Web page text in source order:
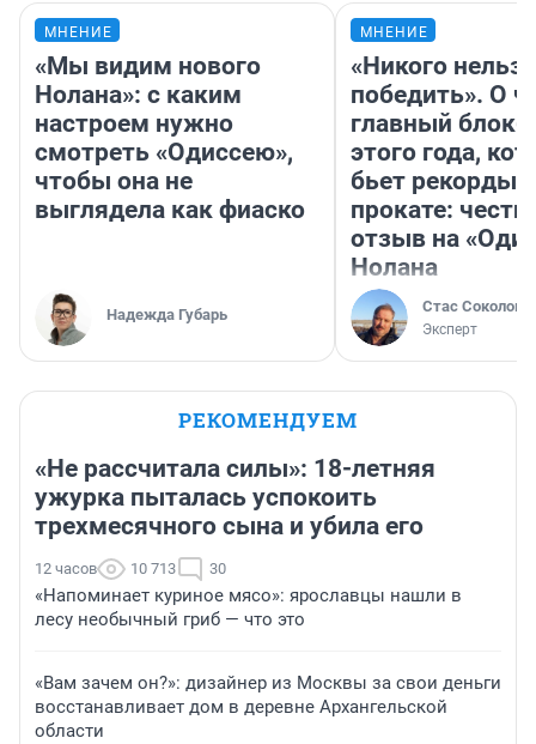
МНЕНИЕ
«Мы видим нового
Нолана»: с каким
настроем нужно
смотреть «Одиссею»,
чтобы она не
выглядела как фиаско
Надежда Губарь
МНЕНИЕ
«Никого нельзя
победить». О
главный
этого года,
бьет рекорды в
прокате:
отзыв на
Нолана
Стас Соколов
Эксперт
РЕКОМЕНДУЕМ
«Не рассчитала силы»: 18-летняя
ужурка пыталась успокоить
трехмесячного сына и убила его
12 часов 10 713 30
«Напоминает куриное мясо»: ярославцы нашли в
лесу необычный гриб — что это
«Вам зачем он?»: дизайнер из Москвы за свои деньги
восстанавливает дом в деревне Архангельской
области